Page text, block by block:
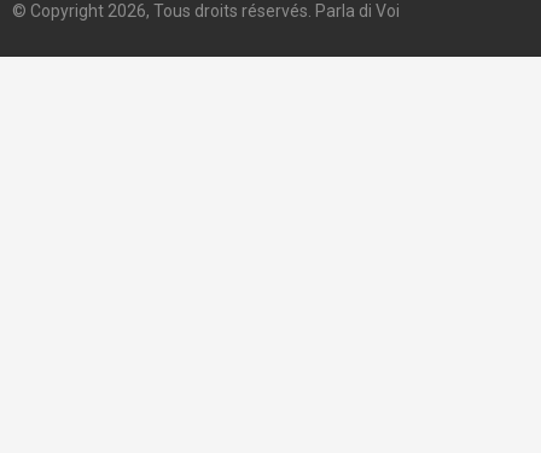
© Copyright 2026, Tous droits réservés. Parla di Voi